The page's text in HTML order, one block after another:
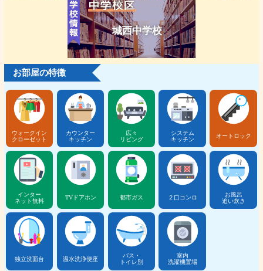
城西中学校
お部屋の特徴
ウォークイン
クローゼット
カウンター
キッチン
広々
リビング
システム
キッチン
オートロック
インター
ネット無料
TVドアホン 都市ガス ２口コンロ
お風呂
追い炊き
独立洗面台 温水洗浄便座
バス・
トイレ別
室内
洗濯機置場